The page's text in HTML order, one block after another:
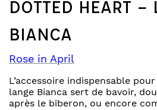
DOTTED HEART –
BIANCA
Rose in April
L’accessoire indispensable
lange Bianca sert de bavoir,
après le biberon, ou encore